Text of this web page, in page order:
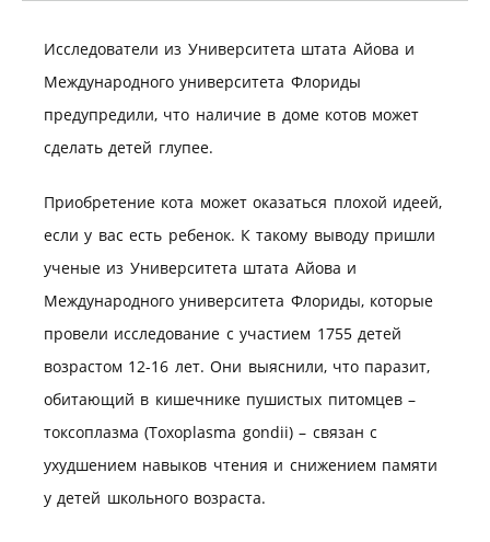
Исследователи из Университета штата Айова и
Международного университета Флориды
предупредили, что наличие в доме котов может
сделать детей глупее.
Приобретение кота может оказаться плохой идеей,
если у вас есть ребенок. К такому выводу пришли
ученые из Университета штата Айова и
Международного университета Флориды, которые
провели исследование с участием 1755 детей
возрастом 12-16 лет. Они выяснили, что паразит,
обитающий в кишечнике пушистых питомцев –
токсоплазма (Toxoplasma gondii) – связан с
ухудшением навыков чтения и снижением памяти
у детей школьного возраста.